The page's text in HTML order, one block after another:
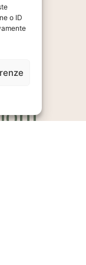
o ID